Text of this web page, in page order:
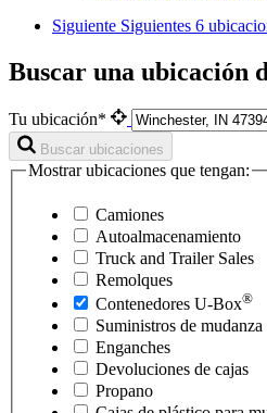
Siguiente Siguientes 6
Buscar una ubicación
Tu ubicación*
Buscar ubicaciones
Mostrar ubicaciones que tengan:
Camiones
Autoalmacenamiento
Truck and Trailer Sales
Remolques
Contenedores U-Box®
Suministros de mudanza
Enganches
Devoluciones de cajas
Propano